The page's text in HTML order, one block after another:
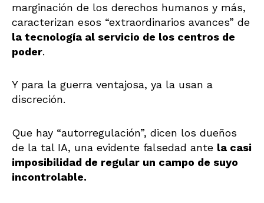
marginación de los derechos humanos y más,
caracterizan esos “extraordinarios avances” de
la tecnología al servicio de los centros de
poder.
Y para la guerra ventajosa, ya la usan a
discreción.
Que hay “autorregulación”, dicen los dueños
de la tal IA, una evidente falsedad ante la casi
imposibilidad de regular un campo de suyo
incontrolable.